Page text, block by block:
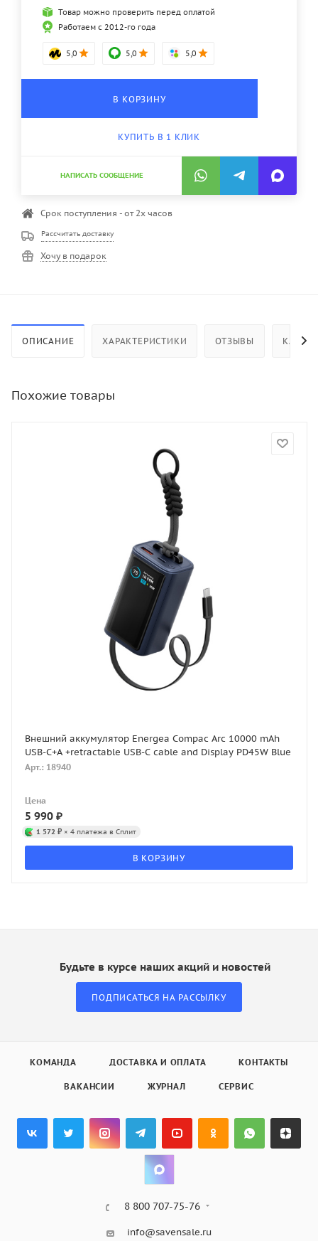
Товар можно проверить перед оплатой
Работаем с 2012-го года
5,0 5,0 5,0
В КОРЗИНУ
КУПИТЬ В 1 КЛИК
НАПИСАТЬ СООБЩЕНИЕ
Срок поступления - от 2х часов
Рассчитать доставку
Хочу в подарок
ОПИСАНИЕ ХАРАКТЕРИСТИКИ ОТЗЫВЫ КАК
Похожие товары
Внешний аккумулятор Energea Compac Arc 10000 mAh
USB-C+A +retractable USB-C cable and Display PD45W Blue
Арт.: 18940
Цена
5 990 ₽
1 572 ₽ × 4 платежа в Сплит
В КОРЗИНУ
Будьте в курсе наших акций и новостей
ПОДПИСАТЬСЯ НА РАССЫЛКУ
КОМАНДА ДОСТАВКА И ОПЛАТА КОНТАКТЫ
ВАКАНСИИ ЖУРНАЛ СЕРВИС
8 800 707-75-76
info@savensale.ru